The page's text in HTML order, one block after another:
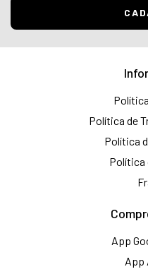
Política de
Política
Política
App
App